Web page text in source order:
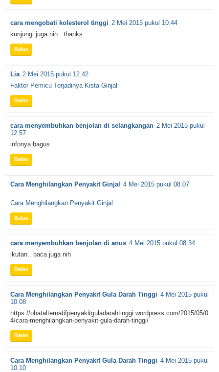
cara mengobati kolesterol tinggi 2 Mei 2015 pukul 10.44
kunjungi juga nih.. thanks
Balas
Lia 2 Mei 2015 pukul 12.42
Faktor Pemicu Terjadinya Kista Ginjal
Balas
cara menyembuhkan benjolan di selangkangan 2 Mei 2015 pukul
12.57
infonya bagus
Balas
Cara Menghilangkan Penyakit Ginjal 4 Mei 2015 pukul 08.07
Cara Menghilangkan Penyakit Ginjal
Balas
cara menyembuhkan benjolan di anus 4 Mei 2015 pukul 08.34
ikutan.. baca juga nih
Balas
Cara Menghilangkan Penyakit Gula Darah Tinggi 4 Mei 2015 pukul
10.08
https://obatalternatifpenyakitguladarahtinggi.wordpress.com/2015/05/0
4/cara-menghilangkan-penyakit-gula-darah-tinggi/
Balas
Cara Menghilangkan Penyakit Gula Darah Tinggi 4 Mei 2015 pukul
10.10